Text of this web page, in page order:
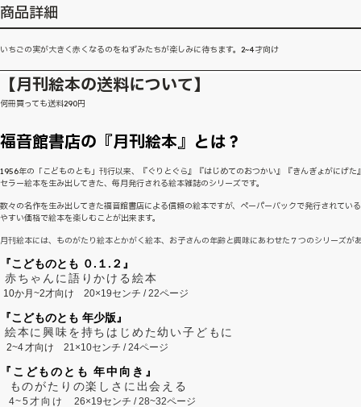
商品詳細
いちごの実が大きく赤くなるのをねずみたちが楽しみに待ちます。2~4才向け
【月刊絵本の送料について】
何冊買っても送料290円
福音館書店の『月刊絵本』とは？
1956年の「こどものとも」刊行以来、『ぐりとぐら』『はじめてのおつかい』『きんぎょがにげた
セラー絵本を生み出してきた、毎月発行される絵本雑誌のシリーズです。
数々の名作を生み出してきた福音館書店による信頼の絵本ですが、ペーパーバックで発行されてい
やすい価格で絵本を楽しむことが出来ます。
月刊絵本には、ものがたり絵本とかがく絵本、お子さんの年齢と興味にあわせた７つのシリーズが
『こどものとも ０.１.２』
赤ちゃんに語りかける絵本
10か月~2才向け 20×19センチ / 22ページ
『こどものとも 年少版』
絵本に興味を持ちはじめた幼い子どもに
2~4才向け 21×10センチ / 24ページ
『こどものとも 年中向き』
ものがたりの楽しさに出会える
4~5才向け26×19センチ / 28~32ページ